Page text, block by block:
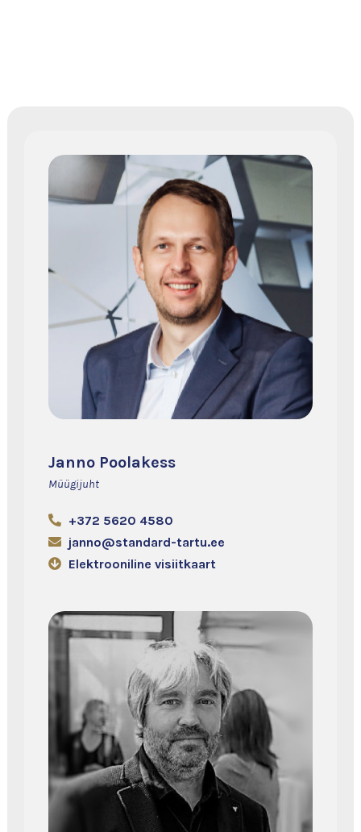
Janno Poolakess
Müügijuht
+372 5620 4580
janno@standard-tartu.ee
Elektrooniline visiitkaart